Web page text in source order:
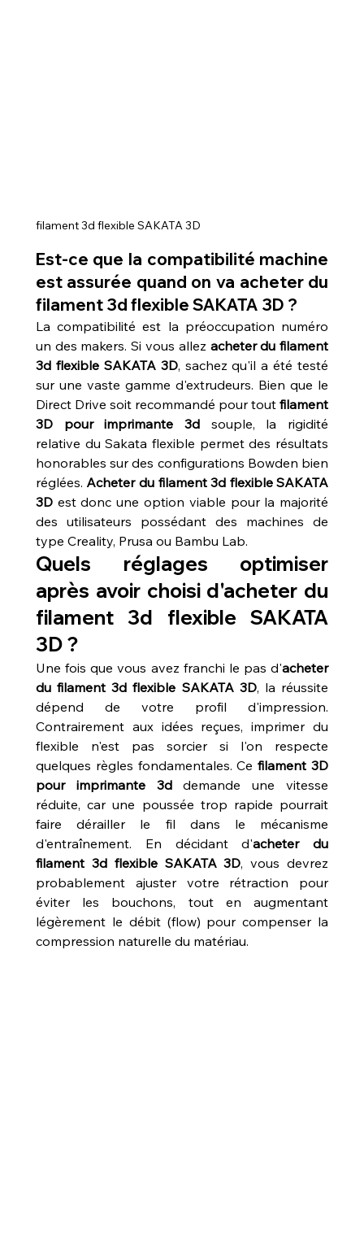
filament 3d flexible SAKATA 3D
Est-ce que la compatibilité machine
est assurée quand on va acheter du
filament 3d flexible SAKATA 3D ?
La compatibilité est la préoccupation numéro
un des makers. Si vous allez acheter du filament
3d flexible SAKATA 3D, sachez qu'il a été testé
sur une vaste gamme d'extrudeurs. Bien que le
Direct Drive soit recommandé pour tout filament
3D pour imprimante 3d souple, la rigidité
relative du Sakata flexible permet des résultats
honorables sur des configurations Bowden bien
réglées. Acheter du filament 3d flexible SAKATA
3D est donc une option viable pour la majorité
des utilisateurs possédant des machines de
type Creality, Prusa ou Bambu Lab.
Quels réglages optimiser
après avoir choisi d'acheter du
filament 3d flexible SAKATA
3D ?
Une fois que vous avez franchi le pas d'acheter
du filament 3d flexible SAKATA 3D, la réussite
dépend de votre profil d'impression.
Contrairement aux idées reçues, imprimer du
flexible n'est pas sorcier si l'on respecte
quelques règles fondamentales. Ce filament 3D
pour imprimante 3d demande une vitesse
réduite, car une poussée trop rapide pourrait
faire dérailler le fil dans le mécanisme
d'entraînement. En décidant d'acheter du
filament 3d flexible SAKATA 3D, vous devrez
probablement ajuster votre rétraction pour
éviter les bouchons, tout en augmentant
légèrement le débit (flow) pour compenser la
compression naturelle du matériau.